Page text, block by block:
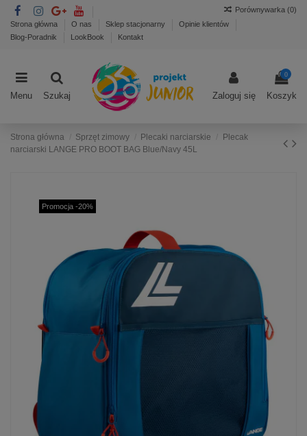
Strona główna O nas Sklep stacjonarny
Opinie klientów
Blog-Poradnik
LookBook Kontakt
Porównywarka (0)
Menu Szukaj Zaloguj się
0
Koszyk
Strona główna Sprzęt zimowy Plecaki narciarskie
Plecak
narciarski LANGE PRO BOOT BAG Blue/Navy 45L
Promocja -20%